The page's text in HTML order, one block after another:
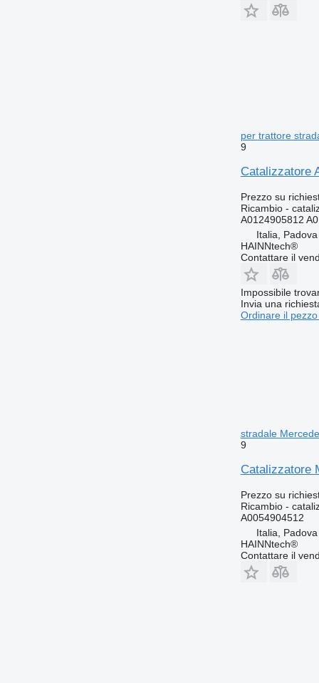
per trattore
9
Catalizzatore
Prezzo su
Ricambio -
A0124905812
Italia, Padova
HAINNtech®
Contattare il
Impossibile
Invia una
Ordinare il
stradale
9
Catalizzatore
Prezzo su
Ricambio -
A0054904512
Italia, Padova
HAINNtech®
Contattare il